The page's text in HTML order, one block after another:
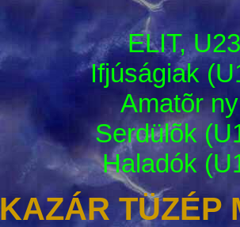
ELIT,
Ifjúságiak
Amatõr
Serdülõk
Haladók
KAZÁR TÜZÉP